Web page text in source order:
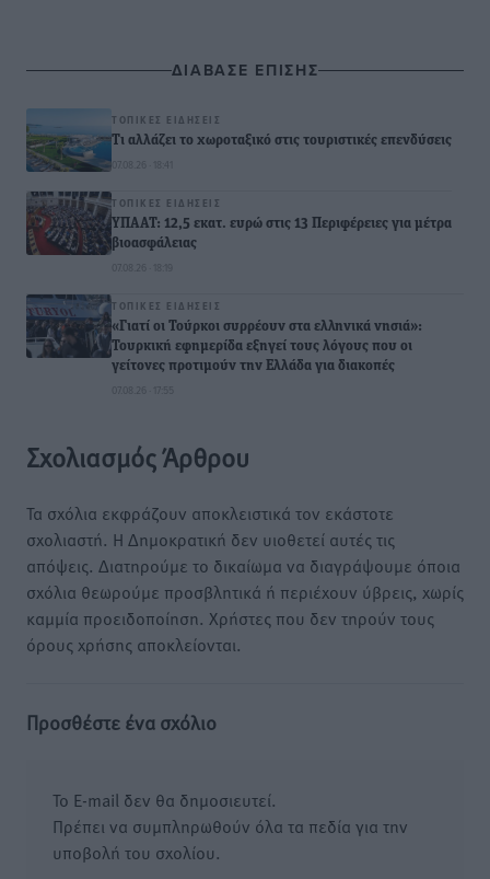
ΔΙΑΒΑΣΕ ΕΠΙΣΗΣ
ΤΟΠΙΚΈΣ ΕΙΔΉΣΕΙΣ
Τι αλλάζει το χωροταξικό στις τουριστικές επενδύσεις
07.08.26 · 18:41
ΤΟΠΙΚΈΣ ΕΙΔΉΣΕΙΣ
ΥΠΑΑΤ: 12,5 εκατ. ευρώ στις 13 Περιφέρειες για μέτρα
βιοασφάλειας
07.08.26 · 18:19
ΤΟΠΙΚΈΣ ΕΙΔΉΣΕΙΣ
«Γιατί οι Τούρκοι συρρέουν στα ελληνικά νησιά»:
Τουρκική εφημερίδα εξηγεί τους λόγους που οι
γείτονες προτιμούν την Ελλάδα για διακοπές
07.08.26 · 17:55
Σχολιασμός Άρθρου
Τα σχόλια εκφράζουν αποκλειστικά τον εκάστοτε
σχολιαστή. Η Δημοκρατική δεν υιοθετεί αυτές τις
απόψεις. Διατηρούμε το δικαίωμα να διαγράψουμε όποια
σχόλια θεωρούμε προσβλητικά ή περιέχουν ύβρεις, χωρίς
καμμία προειδοποίηση. Χρήστες που δεν τηρούν τους
όρους χρήσης αποκλείονται.
Προσθέστε ένα σχόλιο
Το E-mail δεν θα δημοσιευτεί.
Πρέπει να συμπληρωθούν όλα τα πεδία για την
υποβολή του σχολίου.